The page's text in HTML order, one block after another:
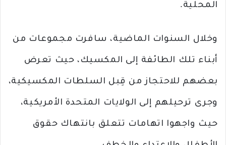
المحلية.
وخلال السنوات الماضية، سافرت مجموعات من
أبناء تلك الطائفة إلى المكسيك، حيث تعرض
بعضهم للاحتجاز من قِبل السلطات المكسيكية،
وجرى ترحيلهم إلى الولايات المتحدة الأمريكية،
حيث واجهوا اتهامات تتعلق بانتهاك حقوق